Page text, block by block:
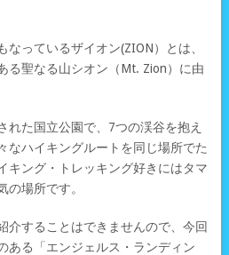
っているザイオン(ZION）とは、
る聖なる山シオン（Mt. Zion）に由
れた国立公園で、7つの渓谷を抱え
なハイキングルートを同じ場所でた
キング・トレッキング好きにはタマ
の場所です。
介することはできませんので、今回
ある「エンジェルス・ランディン